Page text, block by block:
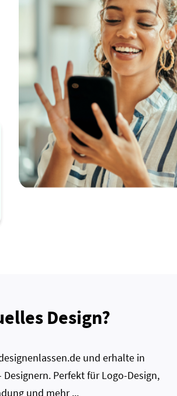
Design?
und erhalte in
Perfekt für Logo-Design,
und mehr ...